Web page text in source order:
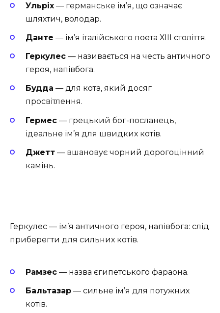
Ульріх — германське ім’я, що означає
шляхтич, володар.
Данте — ім’я італійського поета ХІІІ століття.
Геркулес — називається на честь античного
героя, напівбога.
Будда — для кота, який досяг
просвітлення.
Гермес — грецький бог-посланець,
ідеальне ім’я для швидких котів.
Джетт — вшановує чорний дорогоцінний
камінь.
Геркулес — ім’я античного героя, напівбога: слід
приберегти для сильних котів.
Рамзес — назва єгипетського фараона.
Бальтазар — сильне ім’я для потужних
котів.